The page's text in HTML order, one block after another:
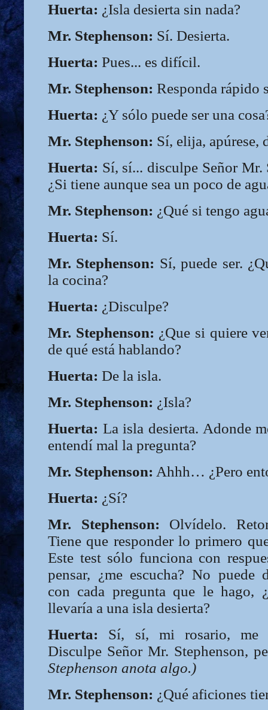
Huerta: ¿Isla desierta sin nada?
Mr. Stephenson: Sí. Desierta.
Huerta: Pues... es difícil.
Mr. Stephenson: Responda rápido
Huerta: ¿Y sólo puede ser una
Mr. Stephenson: Sí, elija, apúrese,
Huerta: Sí, sí... disculpe Señor Mr.
¿Si tiene aunque sea un poco de
Mr. Stephenson: ¿Qué si tengo
Huerta: Sí.
Mr. Stephenson: Sí, puede ser.
la cocina?
Huerta: ¿Disculpe?
Mr. Stephenson: ¿Que si quiere
de qué está hablando?
Huerta: De la isla.
Mr. Stephenson: ¿Isla?
Huerta: La isla desierta. Adonde
entendí mal la pregunta?
Mr. Stephenson: Ahhh… ¿Pero
Huerta: ¿Sí?
Mr. Stephenson: Olvídelo.
Tiene que responder lo primero
Este test sólo funciona con
pensar, ¿me escucha? No puede
con cada pregunta que le hago,
llevaría a una isla desierta?
Huerta: Sí, sí, mi rosario, me
Disculpe Señor Mr. Stephenson,
Stephenson anota algo.)
Mr. Stephenson: ¿Qué aficiones